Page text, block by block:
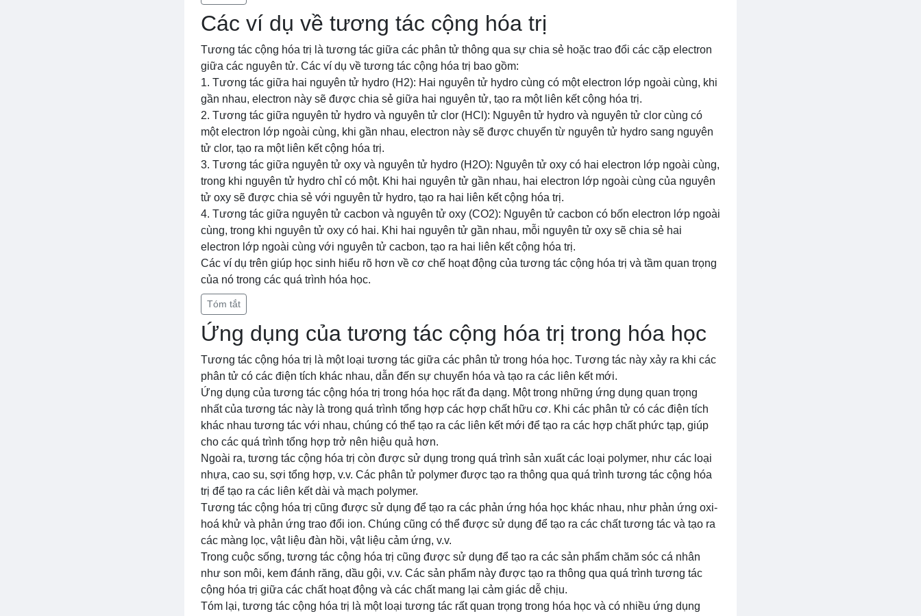
Các ví dụ về tương tác cộng hóa trị
Tương tác cộng hóa trị là tương tác giữa các phân tử thông qua sự chia sẻ hoặc trao đổi các cặp electron
giữa các nguyên tử. Các ví dụ về tương tác cộng hóa trị bao gồm:
1. Tương tác giữa hai nguyên tử hydro (H2): Hai nguyên tử hydro cùng có một electron lớp ngoài cùng, khi
gần nhau, electron này sẽ được chia sẻ giữa hai nguyên tử, tạo ra một liên kết cộng hóa trị.
2. Tương tác giữa nguyên tử hydro và nguyên tử clor (HCl): Nguyên tử hydro và nguyên tử clor cùng có
một electron lớp ngoài cùng, khi gần nhau, electron này sẽ được chuyển từ nguyên tử hydro sang nguyên
tử clor, tạo ra một liên kết cộng hóa trị.
3. Tương tác giữa nguyên tử oxy và nguyên tử hydro (H2O): Nguyên tử oxy có hai electron lớp ngoài cùng,
trong khi nguyên tử hydro chỉ có một. Khi hai nguyên tử gần nhau, hai electron lớp ngoài cùng của nguyên
tử oxy sẽ được chia sẻ với nguyên tử hydro, tạo ra hai liên kết cộng hóa trị.
4. Tương tác giữa nguyên tử cacbon và nguyên tử oxy (CO2): Nguyên tử cacbon có bốn electron lớp ngoài
cùng, trong khi nguyên tử oxy có hai. Khi hai nguyên tử gần nhau, mỗi nguyên tử oxy sẽ chia sẻ hai
electron lớp ngoài cùng với nguyên tử cacbon, tạo ra hai liên kết cộng hóa trị.
Các ví dụ trên giúp học sinh hiểu rõ hơn về cơ chế hoạt động của tương tác cộng hóa trị và tầm quan trọng
của nó trong các quá trình hóa học.
Tóm tắt
Ứng dụng của tương tác cộng hóa trị trong hóa học
Tương tác cộng hóa trị là một loại tương tác giữa các phân tử trong hóa học. Tương tác này xảy ra khi các
phân tử có các điện tích khác nhau, dẫn đến sự chuyển hóa và tạo ra các liên kết mới.
Ứng dụng của tương tác cộng hóa trị trong hóa học rất đa dạng. Một trong những ứng dụng quan trọng
nhất của tương tác này là trong quá trình tổng hợp các hợp chất hữu cơ. Khi các phân tử có các điện tích
khác nhau tương tác với nhau, chúng có thể tạo ra các liên kết mới để tạo ra các hợp chất phức tạp, giúp
cho các quá trình tổng hợp trở nên hiệu quả hơn.
Ngoài ra, tương tác cộng hóa trị còn được sử dụng trong quá trình sản xuất các loại polymer, như các loại
nhựa, cao su, sợi tổng hợp, v.v. Các phân tử polymer được tạo ra thông qua quá trình tương tác cộng hóa
trị để tạo ra các liên kết dài và mạch polymer.
Tương tác cộng hóa trị cũng được sử dụng để tạo ra các phản ứng hóa học khác nhau, như phản ứng oxi-
hoá khử và phản ứng trao đổi ion. Chúng cũng có thể được sử dụng để tạo ra các chất tương tác và tạo ra
các màng lọc, vật liệu đàn hồi, vật liệu cảm ứng, v.v.
Trong cuộc sống, tương tác cộng hóa trị cũng được sử dụng để tạo ra các sản phẩm chăm sóc cá nhân
như son môi, kem đánh răng, dầu gội, v.v. Các sản phẩm này được tạo ra thông qua quá trình tương tác
cộng hóa trị giữa các chất hoạt động và các chất mang lại cảm giác dễ chịu.
Tóm lại, tương tác cộng hóa trị là một loại tương tác rất quan trọng trong hóa học và có nhiều ứng dụng